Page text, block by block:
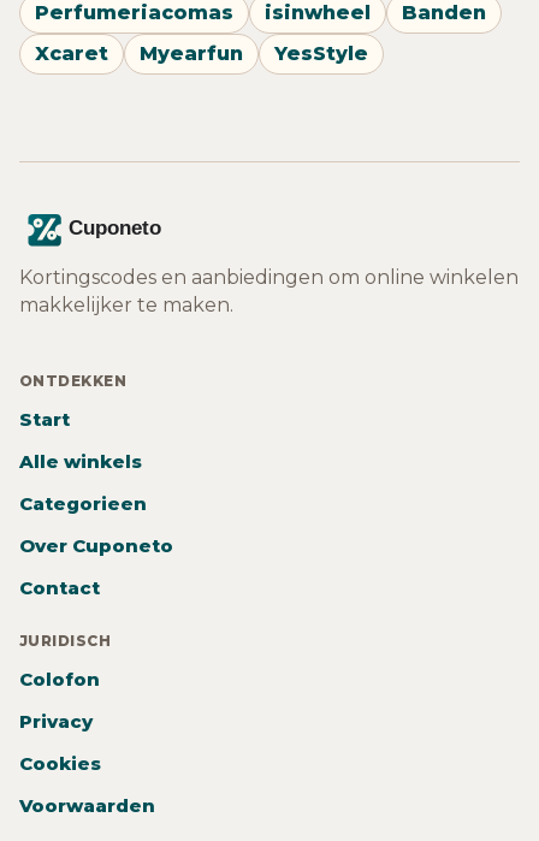
Perfumeriacomas
isinwheel
Banden
Xcaret
Myearfun YesStyle
Kortingscodes en aanbiedingen om online winkelen
makkelijker te maken.
ONTDEKKEN
Start
Alle winkels
Categorieen
Over Cuponeto
Contact
JURIDISCH
Colofon
Privacy
Cookies
Voorwaarden